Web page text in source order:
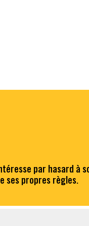
par hasard à
ses propres règles.